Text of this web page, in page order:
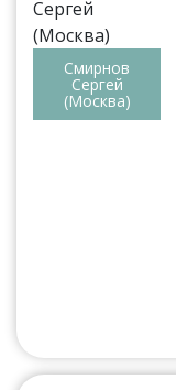
Смирнов
Сергей
(Москва)